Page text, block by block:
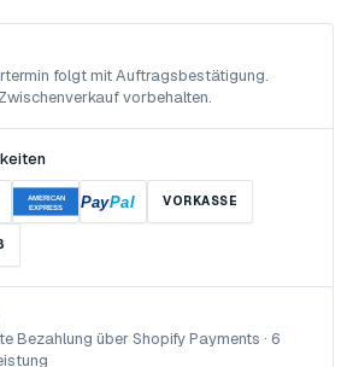
folgt mit Auftragsbestätigung.
vorbehalten.
AMERICAN
EXPRESS
PayPal VORKASSE
Bezahlung über Shopify Payments · 6